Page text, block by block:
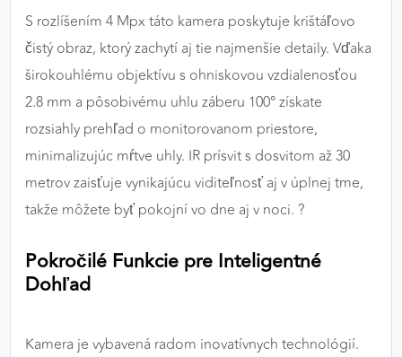
S rozlíšením 4 Mpx táto kamera poskytuje krištáľovo
čistý obraz, ktorý zachytí aj tie najmenšie detaily. Vďaka
širokouhlému objektívu s ohniskovou vzdialenosťou
2.8 mm a pôsobivému uhlu záberu 100° získate
rozsiahly prehľad o monitorovanom priestore,
minimalizujúc mŕtve uhly. IR prísvit s dosvitom až 30
metrov zaisťuje vynikajúcu viditeľnosť aj v úplnej tme,
takže môžete byť pokojní vo dne aj v noci. ?
Pokročilé Funkcie pre Inteligentné
Dohľad
Kamera je vybavená radom inovatívnych technológií.